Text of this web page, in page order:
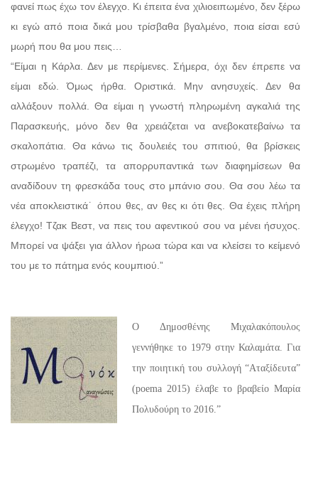
φανεί πως έχω τον έλεγχο. Κι έπειτα ένα χιλιοειπωμένο, δεν ξέρω
κι εγώ από ποια δικά μου τρίσβαθα βγαλμένο, ποια είσαι εσύ
μωρή που θα μου πεις…
“Είμαι η Κάρλα. Δεν με περίμενες. Σήμερα, όχι δεν έπρεπε να
είμαι εδώ. Όμως ήρθα. Οριστικά. Μην ανησυχείς. Δεν θα
αλλάξουν πολλά. Θα είμαι η γνωστή πληρωμένη αγκαλιά της
Παρασκευής, μόνο δεν θα χρειάζεται να ανεβοκατεβαίνω τα
σκαλοπάτια. Θα κάνω τις δουλειές του σπιτιού, θα βρίσκεις
στρωμένο τραπέζι, τα απορρυπαντικά των διαφημίσεων θα
αναδίδουν τη φρεσκάδα τους στο μπάνιο σου. Θα σου λέω τα
νέα αποκλειστικά˙ όπου θες, αν θες κι ότι θες. Θα έχεις πλήρη
έλεγχο! Τζακ Βεστ, να πεις του αφεντικού σου να μένει ήσυχος.
Μπορεί να ψάξει για άλλον ήρωα τώρα και να κλείσει το κείμενό
του με το πάτημα ενός κουμπιού.”
Ο Δημοσθένης Μιχαλακόπουλος
γεννήθηκε το 1979 στην Καλαμάτα. Για
την ποιητική του συλλογή “Αταξίδευτα”
(poema 2015) έλαβε το βραβείο Μαρία
Πολυδούρη το 2016.”